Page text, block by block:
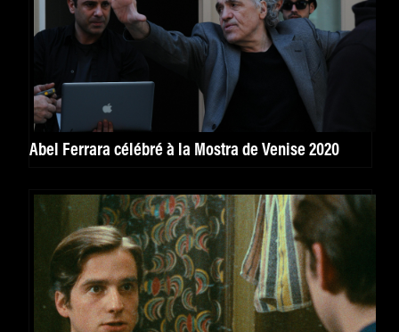
Abel Ferrara célébré à la Mostra de Venise 2020